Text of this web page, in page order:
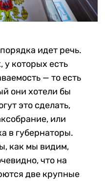
идет речь.
у которых есть
— то есть
они хотели бы
это сделать,
или
в губернаторы.
как мы видим,
что на
две крупные